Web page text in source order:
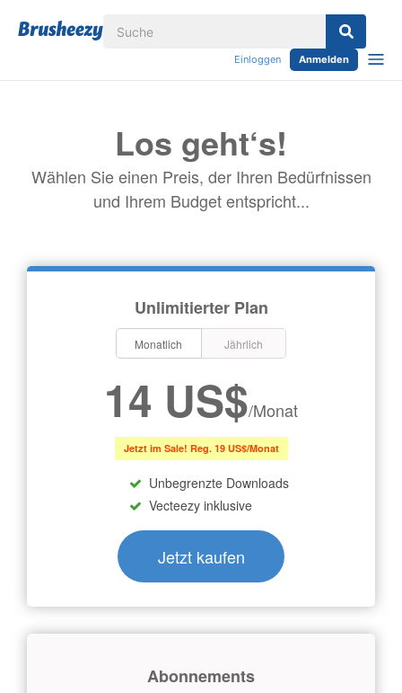
Einloggen Anmelden
Los geht‘s!
Wählen Sie einen Preis, der Ihren Bedürfnissen
und Ihrem Budget entspricht...
Unlimitierter Plan
Monatlich Jährlich
14 US$/Monat
Jetzt im Sale! Reg. 19 US$/Monat
Unbegrenzte Downloads
Vecteezy inklusive
Jetzt kaufen
Abonnements